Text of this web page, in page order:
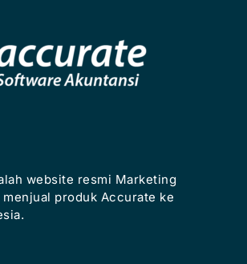
website resmi Marketing
produk Accurate ke